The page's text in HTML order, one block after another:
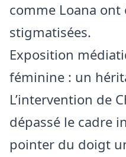
comme Loana
stigmatisées.
Exposition
féminine : un
L’intervention de
dépassé le cadre
pointer du doigt